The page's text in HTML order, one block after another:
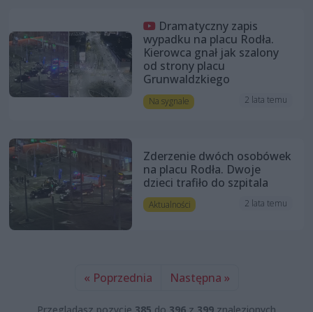
Dramatyczny zapis
wypadku na placu Rodła.
Kierowca gnał jak szalony
od strony placu
Grunwaldzkiego
Na sygnale 2 lata temu
Zderzenie dwóch osobówek
na placu Rodła. Dwoje
dzieci trafiło do szpitala
Aktualności 2 lata temu
« Poprzednia Następna »